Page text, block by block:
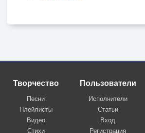
Творчество
Песни
Плейлисты
Видео
Стихи
Пользователи
Исполнители
Статьи
Вход
Регистрация